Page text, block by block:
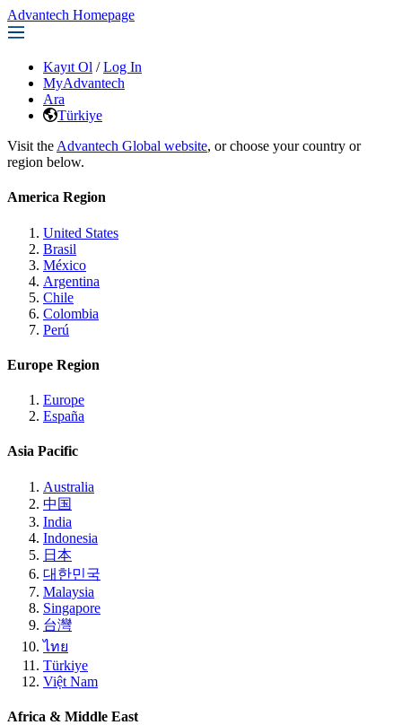
Advantech Homepage
Kayıt Ol / Log In
MyAdvantech
Ara
Türkiye
Visit the Advantech Global website, or choose your country or
region below.
America Region
United States
Brasil
México
Argentina
Chile
Colombia
Perú
Europe Region
Europe
España
Asia Pacific
Australia
中国
India
Indonesia
日本
대한민국
Malaysia
Singapore
台灣
ไทย
Türkiye
Việt Nam
Africa & Middle East